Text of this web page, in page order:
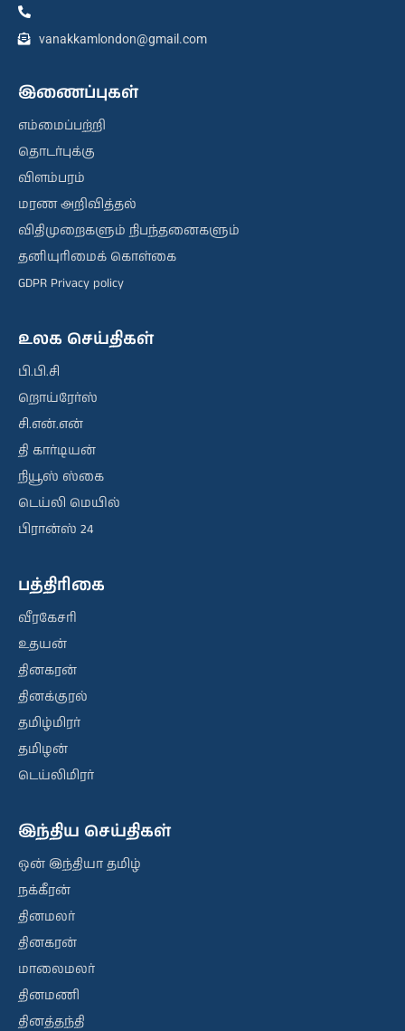
vanakkamlondon@gmail.com
இணைப்புகள்
எம்மைப்பற்றி
தொடர்புக்கு
விளம்பரம்
மரண அறிவித்தல்
விதிமுறைகளும் நிபந்தனைகளும்
தனியுரிமைக் கொள்கை
GDPR Privacy policy
உலக செய்திகள்
பி.பி.சி
றொய்ரேர்ஸ்
சி.என்.என்
தி கார்டியன்
நியூஸ் ஸ்கை
டெய்லி மெயில்
பிரான்ஸ் 24
பத்திரிகை
வீரகேசரி
உதயன்
தினகரன்
தினக்குரல்
தமிழ்மிரர்
தமிழன்
டெய்லிமிரர்
இந்திய செய்திகள்
ஒன் இந்தியா தமிழ்
நக்கீரன்
தினமலர்
தினகரன்
மாலைமலர்
தினமணி
தினத்தந்தி